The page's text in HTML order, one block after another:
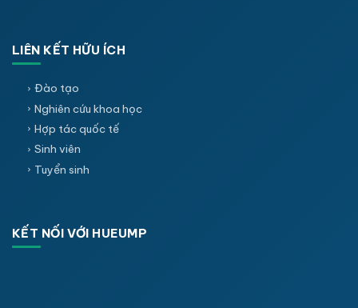
LIÊN KẾT HỮU ÍCH
Đào tạo
Nghiên cứu khoa học
Hợp tác quốc tế
Sinh viên
Tuyển sinh
KẾT NỐI VỚI HUEUMP